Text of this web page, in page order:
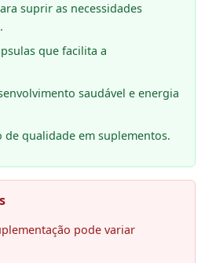
suprir as necessidades
que facilita a
saudável e energia
de qualidade em suplementos.
pode variar